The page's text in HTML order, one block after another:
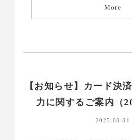
More
【お知らせ】カード決
力に関するご案内（
2025.03.31